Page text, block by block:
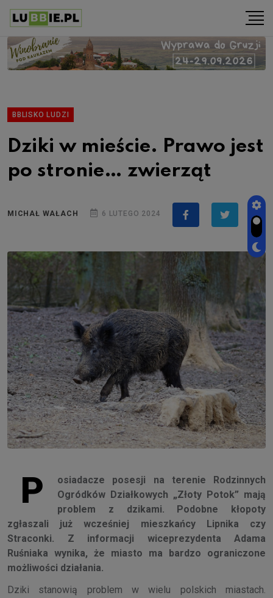
BBLISKO LUDZI
Dziki w mieście. Prawo jest
po stronie… zwierząt
MICHAŁ WAŁACH 6 LUTEGO 2024
P
osiadacze posesji na terenie Rodzinnych
Ogródków Działkowych „Złoty Potok” mają
problem z dzikami. Podobne kłopoty
zgłaszali już wcześniej mieszkańcy Lipnika czy
Straconki. Z informacji wiceprezydenta Adama
Ruśniaka wynika, że miasto ma bardzo ograniczone
możliwości działania.
Dziki stanowią problem w wielu polskich miastach.